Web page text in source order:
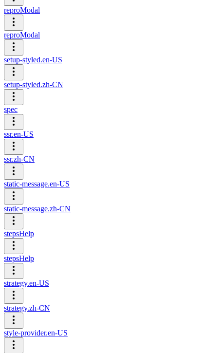
reproModal
reproModal
setup-styled.en-US
setup-styled.zh-CN
spec
ssr.en-US
ssr.zh-CN
static-message.en-US
static-message.zh-CN
stepsHelp
stepsHelp
strategy.en-US
strategy.zh-CN
style-provider.en-US